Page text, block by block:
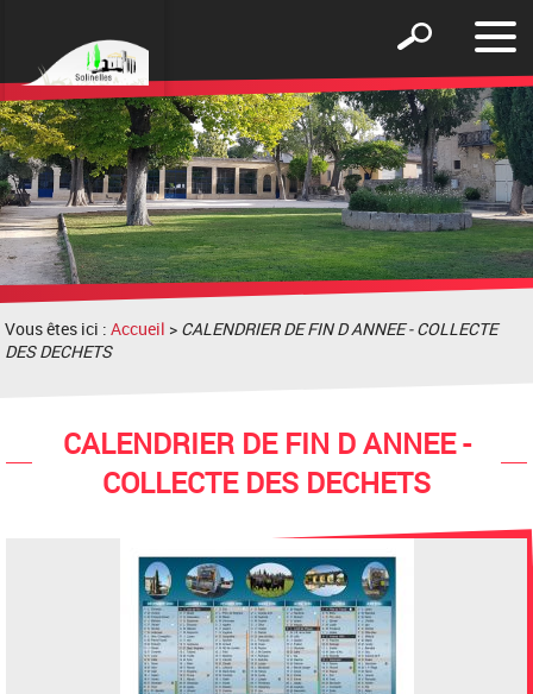
le
Afficher
formulaire
de
recherche
Vous êtes ici :Accueil > CALENDRIER DE FIN D ANNEE - COLLECTE
DES DECHETS
CALENDRIER DE FIN D ANNEE -
COLLECTE DES DECHETS